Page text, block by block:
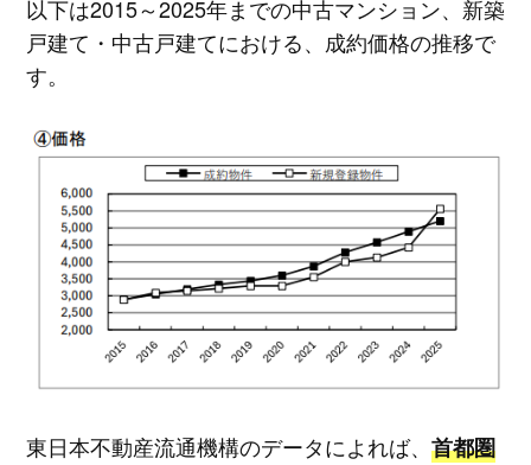
以下は2015～2025年までの中古マンション、新築
戸建て・中古戸建てにおける、成約価格の推移で
す。
東日本不動産流通機構のデータによれば、 首都圏